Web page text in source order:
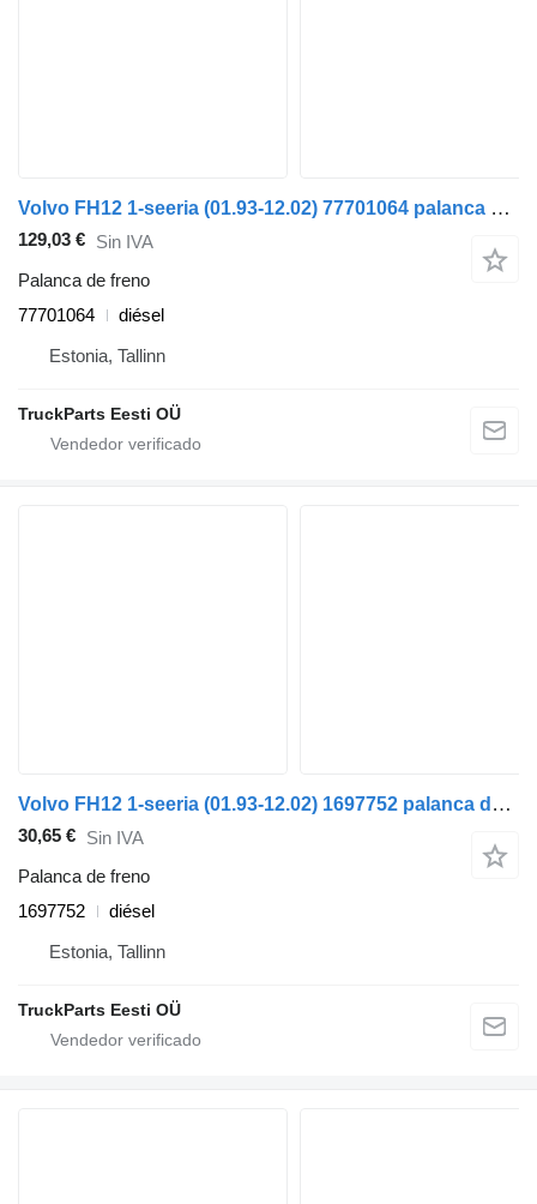
Volvo FH12 1-seeria (01.93-12.02) 77701064 palanca de freno para Volvo FH12, FH16, NH12, FH, VNL780 (1993-2014) cabeza tractora
129,03 € Sin IVA
Palanca de freno
77701064
diésel
Estonia, Tallinn
TruckParts Eesti OÜ
Volvo FH12 1-seeria (01.93-12.02) 1697752 palanca de freno para Volvo FH12, FH16, NH12, FH, VNL780 (1993-2014) cabeza tractora
30,65 € Sin IVA
Palanca de freno
1697752
diésel
Estonia, Tallinn
TruckParts Eesti OÜ